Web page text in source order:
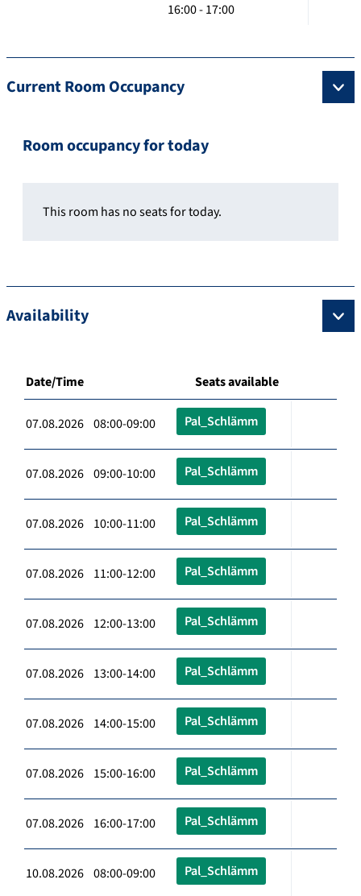
16:00 - 17:00
Current Room Occupancy
Room occupancy for today
This room has no seats for today.
Availability
Date/Time Seats available
07.08.2026 08:00-09:00 Pal_Schlämm
07.08.2026 09:00-10:00 Pal_Schlämm
07.08.2026 10:00-11:00 Pal_Schlämm
07.08.2026 11:00-12:00 Pal_Schlämm
07.08.2026 12:00-13:00 Pal_Schlämm
07.08.2026 13:00-14:00 Pal_Schlämm
07.08.2026 14:00-15:00 Pal_Schlämm
07.08.2026 15:00-16:00 Pal_Schlämm
07.08.2026 16:00-17:00 Pal_Schlämm
10.08.2026 08:00-09:00 Pal_Schlämm